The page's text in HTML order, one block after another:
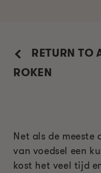
RETURN TO
ROKEN
Net als de meeste
van voedsel een
kost het veel tijd